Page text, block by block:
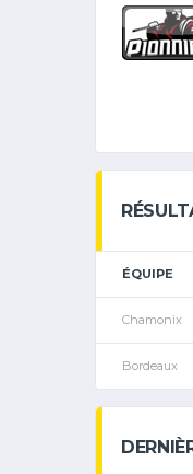
ÉQUIPE
Chamonix
Bordeaux